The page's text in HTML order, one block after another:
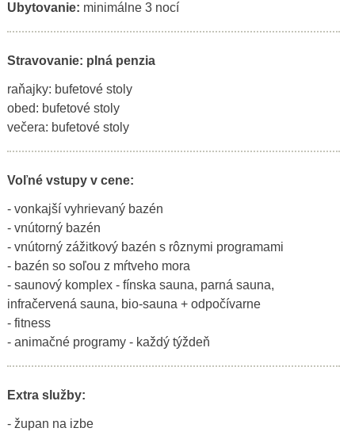
Ubytovanie: minimálne 3 nocí
Stravovanie: plná penzia
raňajky: bufetové stoly
obed: bufetové stoly
večera: bufetové stoly
Voľné vstupy v cene:
- vonkajší vyhrievaný bazén
- vnútorný bazén
- vnútorný zážitkový bazén s rôznymi programami
- bazén so soľou z mŕtveho mora
- saunový komplex - fínska sauna, parná sauna,
infračervená sauna, bio-sauna + odpočívarne
- fitness
- animačné programy - každý týždeň
Extra služby:
- župan na izbe